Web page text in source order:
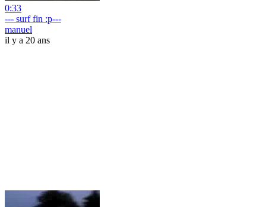
0:33
--- surf fin :p---
manuel
il y a 20 ans